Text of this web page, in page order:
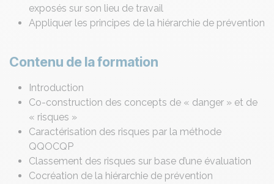
exposés sur son lieu de travail
Appliquer les principes de la hiérarchie de prévention
Contenu de la formation
Introduction
Co-construction des concepts de « danger » et de
« risques »
Caractérisation des risques par la méthode
QQOCQP
Classement des risques sur base d’une évaluation
Cocréation de la hiérarchie de prévention